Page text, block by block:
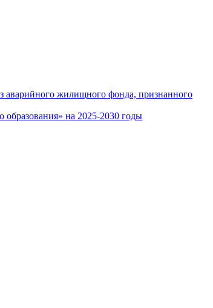
аварийного жилищного фонда, признанного
на 2025-2030 годы